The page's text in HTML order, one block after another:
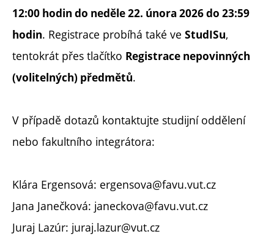
12:00 hodin do neděle 22. února 2026 do 23:59
hodin. Registrace probíhá také ve StudISu,
tentokrát přes tlačítko Registrace nepovinných
(volitelných) předmětů.
V případě dotazů kontaktujte studijní oddělení
nebo fakultního integrátora:
Klára Ergensová: ergensova@favu.vut.cz
Jana Janečková: janeckova@favu.vut.cz
Juraj Lazúr: juraj.lazur@vut.cz